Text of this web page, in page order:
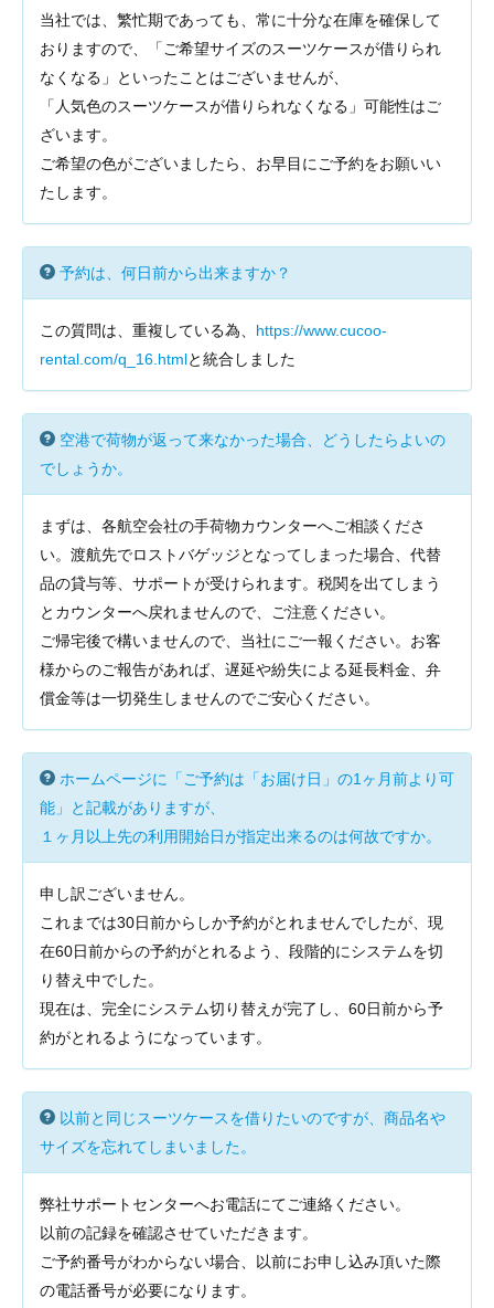
当社では、繁忙期であっても、常に十分な在庫を確保して
おりますので、「ご希望サイズのスーツケースが借りられ
なくなる」といったことはございませんが、
「人気色のスーツケースが借りられなくなる」可能性はご
ざいます。
ご希望の色がございましたら、お早目にご予約をお願いい
たします。
予約は、何日前から出来ますか？
この質問は、重複している為、 https://www.cucoo-
rental.com/q_16.htmlと統合しました
空港で荷物が返って来なかった場合、どうしたらよいの
でしょうか。
まずは、各航空会社の手荷物カウンターへご相談くださ
い。渡航先でロストバゲッジとなってしまった場合、代替
品の貸与等、サポートが受けられます。税関を出てしまう
とカウンターへ戻れませんので、ご注意ください。
ご帰宅後で構いませんので、当社にご一報ください。お客
様からのご報告があれば、遅延や紛失による延長料金、弁
償金等は一切発生しませんのでご安心ください。
ホームページに「ご予約は「お届け日」の1ヶ月前より可
能」と記載がありますが、
１ヶ月以上先の利用開始日が指定出来るのは何故ですか。
申し訳ございません。
これまでは30日前からしか予約がとれませんでしたが、現
在60日前からの予約がとれるよう、段階的にシステムを切
り替え中でした。
現在は、完全にシステム切り替えが完了し、60日前から予
約がとれるようになっています。
以前と同じスーツケースを借りたいのですが、商品名や
サイズを忘れてしまいました。
弊社サポートセンターへお電話にてご連絡ください。
以前の記録を確認させていただきます。
ご予約番号がわからない場合、以前にお申し込み頂いた際
の電話番号が必要になります。